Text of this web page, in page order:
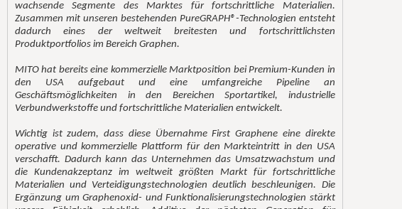
wachsende Segmente des Marktes für fortschrittliche Materialien.
Zusammen mit unseren bestehenden PureGRAPH®-Technologien entsteht
dadurch eines der weltweit breitesten und fortschrittlichsten
Produktportfolios im Bereich Graphen.
MITO hat bereits eine kommerzielle Marktposition bei Premium-Kunden in
den USA aufgebaut und eine umfangreiche Pipeline an
Geschäftsmöglichkeiten in den Bereichen Sportartikel, industrielle
Verbundwerkstoffe und fortschrittliche Materialien entwickelt.
Wichtig ist zudem, dass diese Übernahme First Graphene eine direkte
operative und kommerzielle Plattform für den Markteintritt in den USA
verschafft. Dadurch kann das Unternehmen das Umsatzwachstum und
die Kundenakzeptanz im weltweit größten Markt für fortschrittliche
Materialien und Verteidigungstechnologien deutlich beschleunigen. Die
Ergänzung um Graphenoxid- und Funktionalisierungstechnologien stärkt